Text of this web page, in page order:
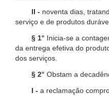
II - noventa dias,
serviço e de produtos
§ 1° Inicia-se a
da entrega efetiva do
dos serviços.
§ 2° Obstam a
I - a reclamação